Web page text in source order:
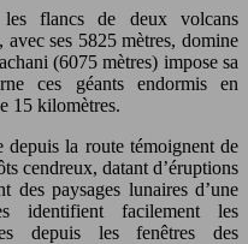
les flancs de deux volcans
ses 5825 mètres, domine
(6075 mètres) impose sa
ces géants endormis en
15 kilomètres.
depuis la route témoignent de
cendreux, datant d’éruptions
des paysages lunaires d’une
identifient facilement les
depuis les fenêtres des